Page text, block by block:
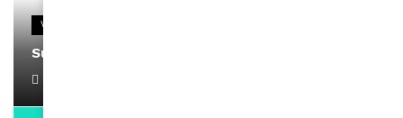
VIDEOS
Support Black Business Wee-kend